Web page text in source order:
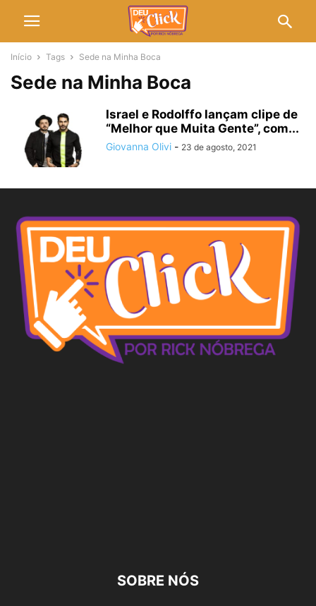
Início Tags Sede na Minha Boca
Sede na Minha Boca
Israel e Rodolffo lançam clipe de
“Melhor que Muita Gente”, com...
Giovanna Olivi - 23 de agosto, 2021
SOBRE NÓS